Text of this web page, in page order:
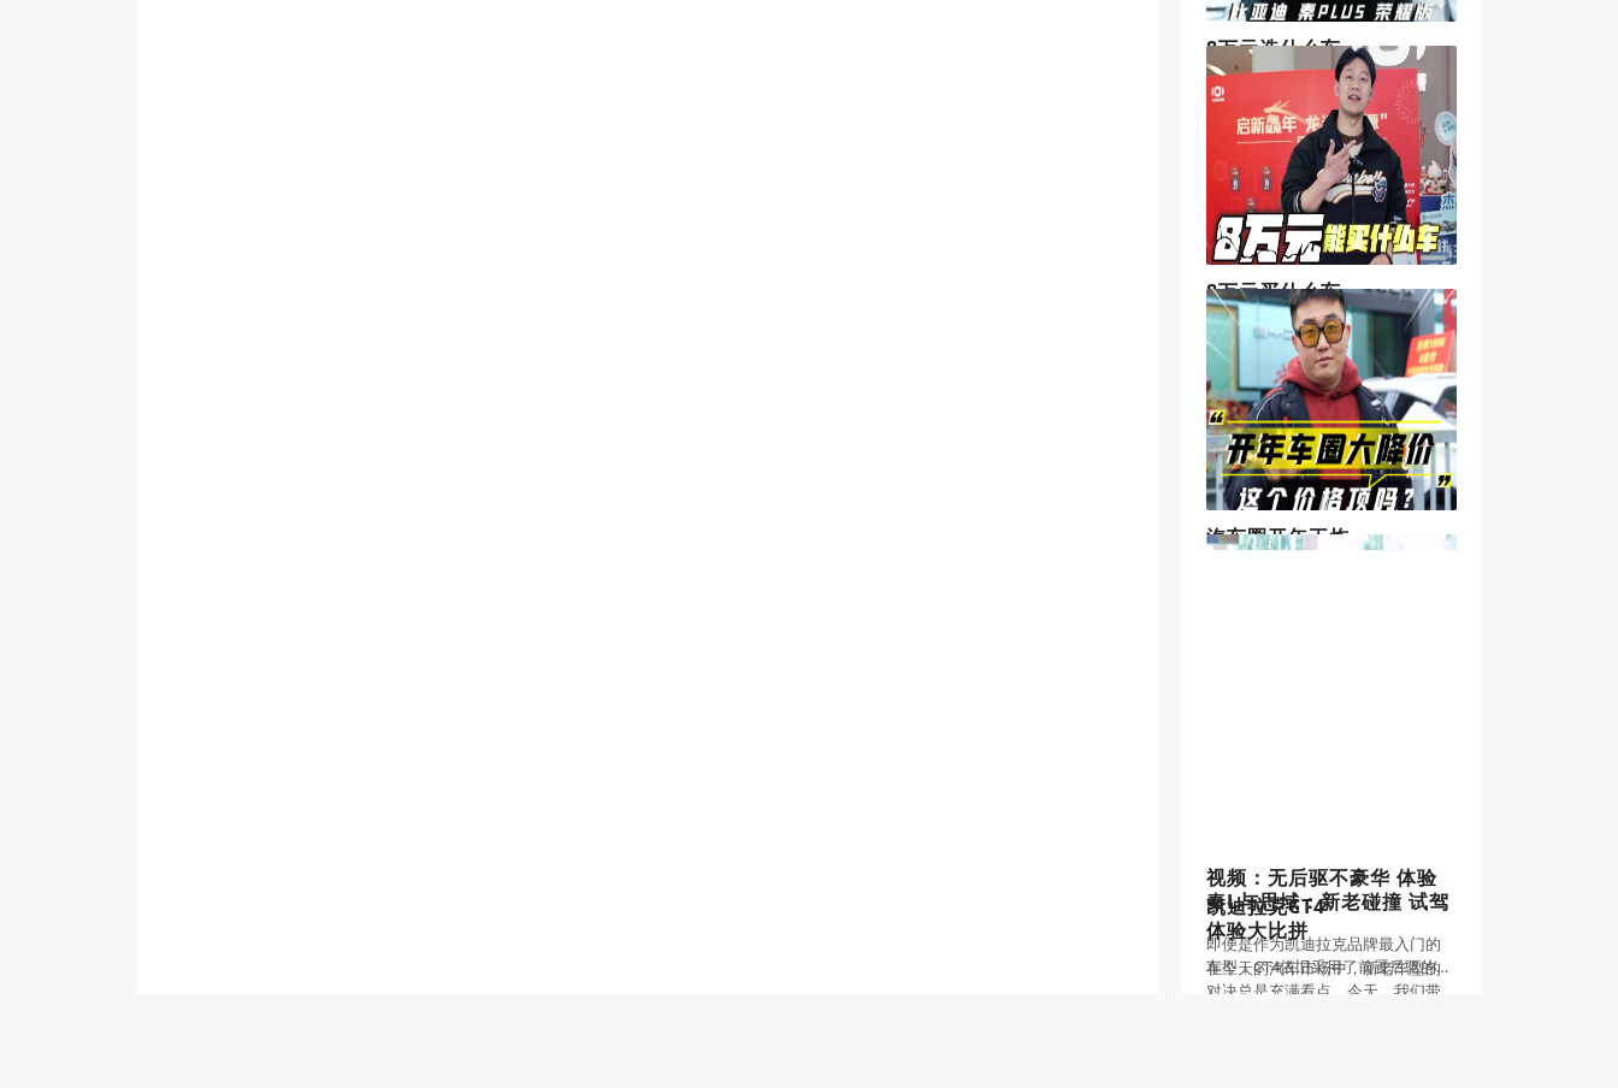
8万元选什么车
8万元买什么车
汽车圈开年王炸
视频：无后驱不豪华 体验
凯迪拉克CT4
即便是作为凯迪拉克品牌最入门的
车型，CT4依旧采用了前置后驱的布
局。
秦L与思域：新老碰撞 试驾
体验大比拼
在今天的汽车市场中，新老车型的
对决总是充满看点。今天，我们带